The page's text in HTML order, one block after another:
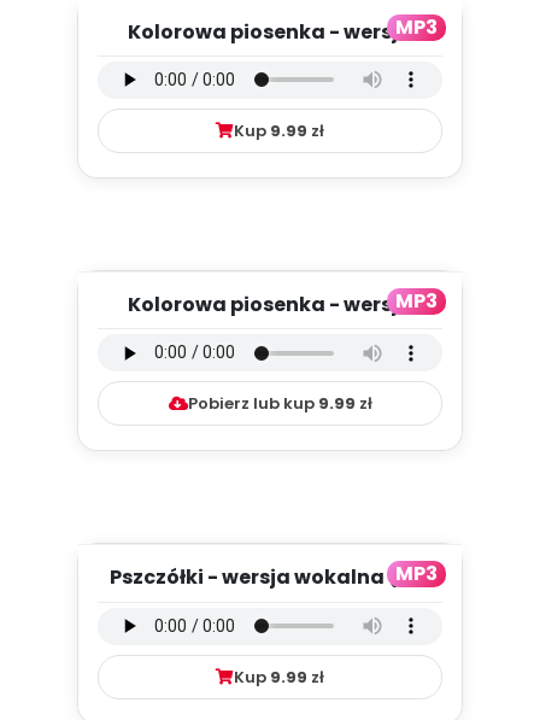
MP3
Kolorowa piosenka - wersja
Kup 9.99 zł
MP3
Kolorowa piosenka - wersja
Pobierz lub kup 9.99 zł
MP3
Pszczółki - wersja wokalna (PD,
Kup 9.99 zł